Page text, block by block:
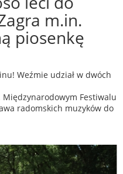
m.in.
piosenkę
Weźmie udział w dwóch
Międzynarodowym Festiwalu
radomskich muzyków do